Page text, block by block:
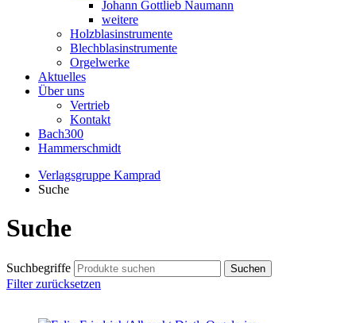
Johann Gottlieb Naumann
weitere
Holzblasinstrumente
Blechblasinstrumente
Orgelwerke
Aktuelles
Über uns
Vertrieb
Kontakt
Bach300
Hammerschmidt
Verlagsgruppe Kamprad
Suche
Suche
Suchbegriffe
Filter zurücksetzen